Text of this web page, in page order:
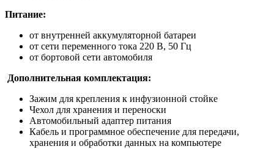
Питание:
от внутренней аккумуляторной батареи
от сети переменного тока 220 В, 50 Гц
от бортовой сети автомобиля
Дополнительная комплектация:
Зажим для крепления к инфузионной стойке
Чехол для хранения и переноски
Автомобильный адаптер питания
Кабель и программное обеспечение для передачи,
хранения и обработки данных на компьютере